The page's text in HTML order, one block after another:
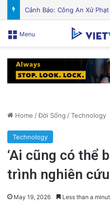
Menu
Home /Đời Sống /Technology
Technology
‘Ai cũng có thể
trình nghiên cứu
May 19, 2026 Less than a